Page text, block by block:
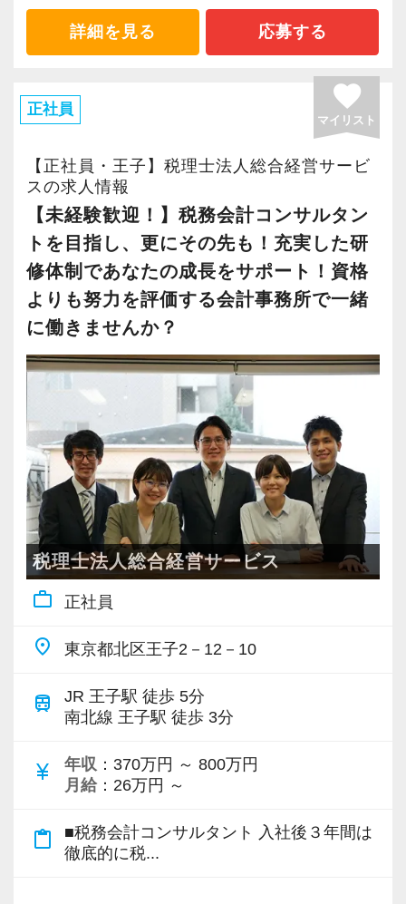
提案・クラウド導入支援
持つ職員たちが連携しながら対応しています。
自分の「得意」や「関心」が、いつか誰かの支
■キャリアプランの一例 〜「監査担当＋得意分
野」で広がる活躍の場〜
当社では、多くの職員が「監査担当」としての
役割に加えて、自身の得意分野を活かして活躍
しています。
一人ひとりの強みや興味に合わせて、専門性を
伸ばしていけるのが当社の特徴です。
監査担当（約30件） ＋ 生損保部門長として
前顧問先の保険見直しや提案をリード → 保
険の知識を活かして経営支援の幅を広げていま
す。
9年目職員
監査担当（約25件） ＋ システムスキルを活
化・業務改善を提案し、高い評価を得ていま
8年目職員
監査担当（約35件） ＋ 規模の大きい法人や
医療法人を多数担当 → 高度な税務処理スキ
中。
優先できる環境があります。
お仕事を探される中で、パートの皆さんが一番
心配する事。
それは仕事と家庭との両立だと思います。
当社ではパート比率が40%と、多くのパートさ
んが働いています。
子育て中の方や、子育てが少し落ち着かれた方
がほとんどです。
[正社員転換制度あります]
最初はパートで入社したけど、子どもが成長し
たのでもっと仕事をしたい、という方向けに正
社員転換制度があります。
実際にこの制度を利用して正社員で活躍してい
る方が、現在2名在籍し活躍中です。
詳細を見る 応募する
正社員 favorite
マイリスト
【正社員・王子】税理士法人総合経営サービ
スの求人情報
【未経験歓迎！】税務会計コンサルタン
トを目指し、更にその先も！充実した研
修体制であなたの成長をサポート！資格
よりも努力を評価する会計事務所で一緒
に働きませんか？
税理士法人総合経営サービス
work_outline 正社員
place 東京都北区王子2－12－10
train
JR 王子駅 徒歩 5分
南北線 王子駅 徒歩 3分
currency_yen 年収 ：370万円 ～ 800万円
月給 ：26万円 ～
content_paste
■税務会計コンサルタント 入社後３年間は
徹底的に税...